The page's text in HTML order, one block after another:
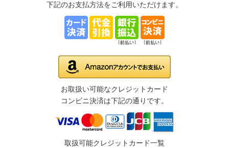
下記のお支払方法をご利用いただけます。
お取扱い可能なクレジットカード
コンビニ決済は下記の通りです。
取扱可能クレジットカード一覧